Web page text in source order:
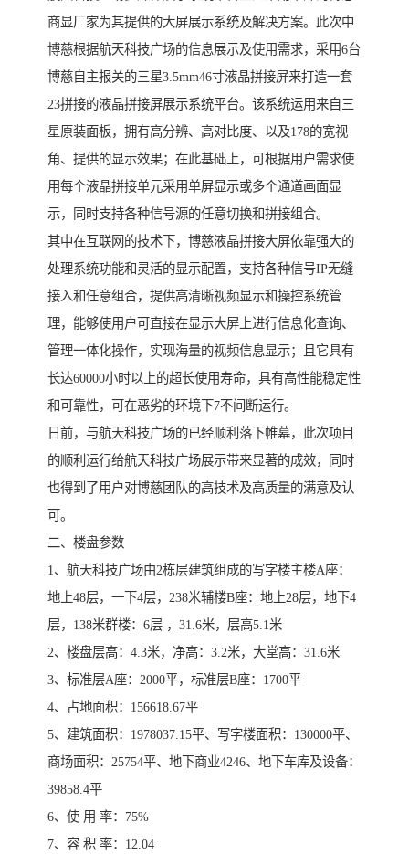
商显厂家为其提供的大屏展示系统及解决方案。此次中
博慈根据航天科技广场的信息展示及使用需求，采用6台
博慈自主报关的三星3.5mm46寸液晶拼接屏来打造一套
23拼接的液晶拼接屏展示系统平台。该系统运用来自三
星原装面板，拥有高分辨、高对比度、以及178的宽视
角、提供的显示效果；在此基础上，可根据用户需求使
用每个液晶拼接单元采用单屏显示或多个通道画面显
示，同时支持各种信号源的任意切换和拼接组合。
其中在互联网的技术下，博慈液晶拼接大屏依靠强大的
处理系统功能和灵活的显示配置，支持各种信号IP无缝
接入和任意组合，提供高清晰视频显示和操控系统管
理，能够使用户可直接在显示大屏上进行信息化查询、
管理一体化操作，实现海量的视频信息显示；且它具有
长达60000小时以上的超长使用寿命，具有高性能稳定性
和可靠性，可在恶劣的环境下7不间断运行。
日前，与航天科技广场的已经顺利落下帷幕，此次项目
的顺利运行给航天科技广场展示带来显著的成效，同时
也得到了用户对博慈团队的高技术及高质量的满意及认
可。
二、楼盘参数
1、航天科技广场由2栋层建筑组成的写字楼主楼A座：
地上48层，一下4层，238米辅楼B座：地上28层，地下4
层，138米群楼：6层 ，31.6米，层高5.1米
2、楼盘层高：4.3米，净高：3.2米，大堂高：31.6米
3、标准层A座：2000平，标准层B座：1700平
4、占地面积：156618.67平
5、建筑面积：1978037.15平、写字楼面积：130000平、
商场面积：25754平、地下商业4246、地下车库及设备：
39858.4平
6、使 用 率：75%
7、容 积 率：12.04